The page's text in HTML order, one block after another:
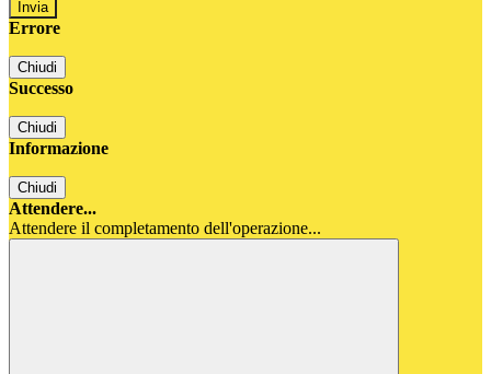
Errore
Chiudi
Successo
Chiudi
Informazione
Chiudi
Attendere...
Attendere il completamento dell'operazione...